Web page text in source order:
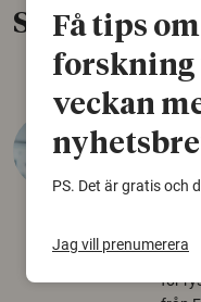
Senaste nytt
30
för
Få tips
forskning
veckan
PS. Det är gratis och
Jag vill prenumerera